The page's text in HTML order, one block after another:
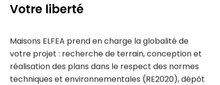
Votre liberté
votre projet : recherche de terrain, conception et
réalisation des plans dans le respect des normes
techniques et environnementales (RE2020), dépôt
et obtention du permis de construire,